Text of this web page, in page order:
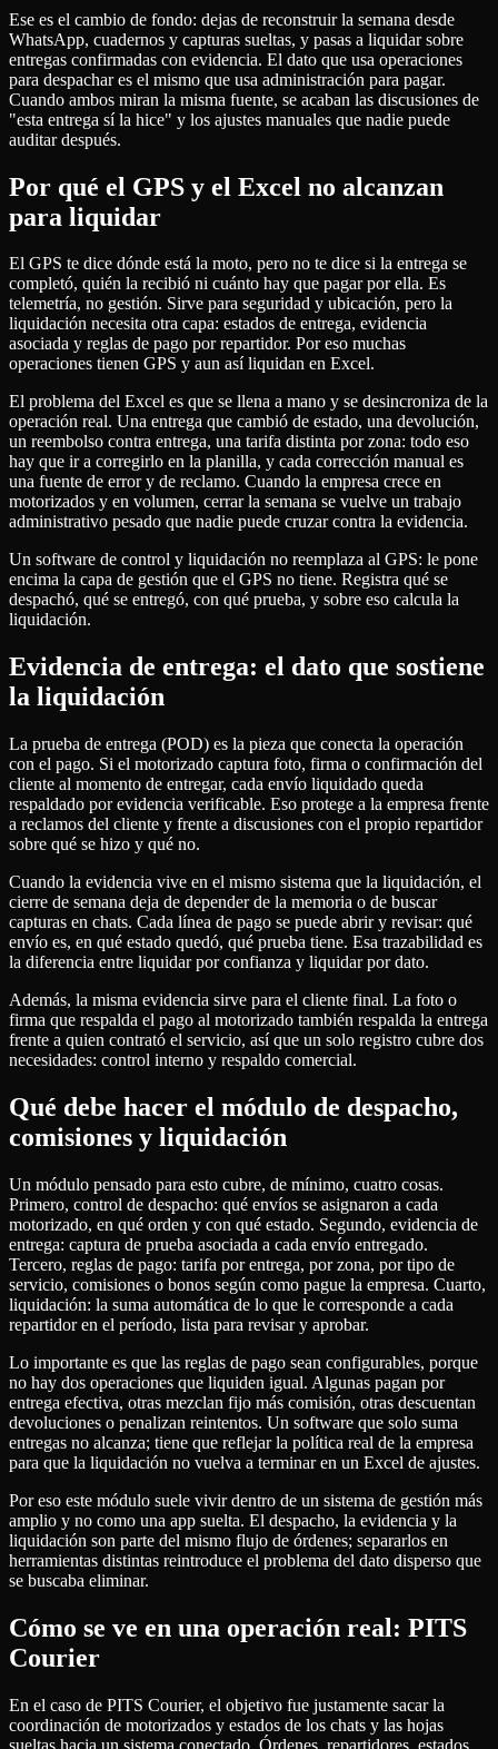
Ese es el cambio de fondo: dejas de reconstruir la semana desde
WhatsApp, cuadernos y capturas sueltas, y pasas a liquidar sobre
entregas confirmadas con evidencia. El dato que usa operaciones
para despachar es el mismo que usa administración para pagar.
Cuando ambos miran la misma fuente, se acaban las discusiones de
"esta entrega sí la hice" y los ajustes manuales que nadie puede
auditar después.
Por qué el GPS y el Excel no alcanzan
para liquidar
El GPS te dice dónde está la moto, pero no te dice si la entrega se
completó, quién la recibió ni cuánto hay que pagar por ella. Es
telemetría, no gestión. Sirve para seguridad y ubicación, pero la
liquidación necesita otra capa: estados de entrega, evidencia
asociada y reglas de pago por repartidor. Por eso muchas
operaciones tienen GPS y aun así liquidan en Excel.
El problema del Excel es que se llena a mano y se desincroniza de la
operación real. Una entrega que cambió de estado, una devolución,
un reembolso contra entrega, una tarifa distinta por zona: todo eso
hay que ir a corregirlo en la planilla, y cada corrección manual es
una fuente de error y de reclamo. Cuando la empresa crece en
motorizados y en volumen, cerrar la semana se vuelve un trabajo
administrativo pesado que nadie puede cruzar contra la evidencia.
Un software de control y liquidación no reemplaza al GPS: le pone
encima la capa de gestión que el GPS no tiene. Registra qué se
despachó, qué se entregó, con qué prueba, y sobre eso calcula la
liquidación.
Evidencia de entrega: el dato que sostiene
la liquidación
La prueba de entrega (POD) es la pieza que conecta la operación
con el pago. Si el motorizado captura foto, firma o confirmación del
cliente al momento de entregar, cada envío liquidado queda
respaldado por evidencia verificable. Eso protege a la empresa frente
a reclamos del cliente y frente a discusiones con el propio repartidor
sobre qué se hizo y qué no.
Cuando la evidencia vive en el mismo sistema que la liquidación, el
cierre de semana deja de depender de la memoria o de buscar
capturas en chats. Cada línea de pago se puede abrir y revisar: qué
envío es, en qué estado quedó, qué prueba tiene. Esa trazabilidad es
la diferencia entre liquidar por confianza y liquidar por dato.
Además, la misma evidencia sirve para el cliente final. La foto o
firma que respalda el pago al motorizado también respalda la entrega
frente a quien contrató el servicio, así que un solo registro cubre dos
necesidades: control interno y respaldo comercial.
Qué debe hacer el módulo de despacho,
comisiones y liquidación
Un módulo pensado para esto cubre, de mínimo, cuatro cosas.
Primero, control de despacho: qué envíos se asignaron a cada
motorizado, en qué orden y con qué estado. Segundo, evidencia de
entrega: captura de prueba asociada a cada envío entregado.
Tercero, reglas de pago: tarifa por entrega, por zona, por tipo de
servicio, comisiones o bonos según como pague la empresa. Cuarto,
liquidación: la suma automática de lo que le corresponde a cada
repartidor en el período, lista para revisar y aprobar.
Lo importante es que las reglas de pago sean configurables, porque
no hay dos operaciones que liquiden igual. Algunas pagan por
entrega efectiva, otras mezclan fijo más comisión, otras descuentan
devoluciones o penalizan reintentos. Un software que solo suma
entregas no alcanza; tiene que reflejar la política real de la empresa
para que la liquidación no vuelva a terminar en un Excel de ajustes.
Por eso este módulo suele vivir dentro de un sistema de gestión más
amplio y no como una app suelta. El despacho, la evidencia y la
liquidación son parte del mismo flujo de órdenes; separarlos en
herramientas distintas reintroduce el problema del dato disperso que
se buscaba eliminar.
Cómo se ve en una operación real: PITS
Courier
En el caso de PITS Courier, el objetivo fue justamente sacar la
coordinación de motorizados y estados de los chats y las hojas
sueltas hacia un sistema conectado. Órdenes, repartidores, estados